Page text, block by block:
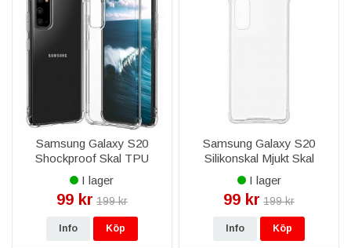
Samsung Galaxy S20
Shockproof Skal TPU
Transparent
I lager
99 kr 199 kr
Info Köp
Samsung Galaxy S20
Silikonskal Mjukt Skal
Shockproof - Transparent
I lager
99 kr 199 kr
Info Köp